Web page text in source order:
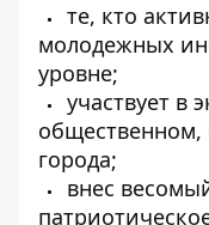
те, кто
молодежных
уровне;
участвует в
общественном,
города;
внес